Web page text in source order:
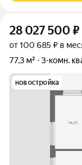
28 027 500 ₽
от 100 685 ₽ в
77,3 м²
3-комн.
новостройка